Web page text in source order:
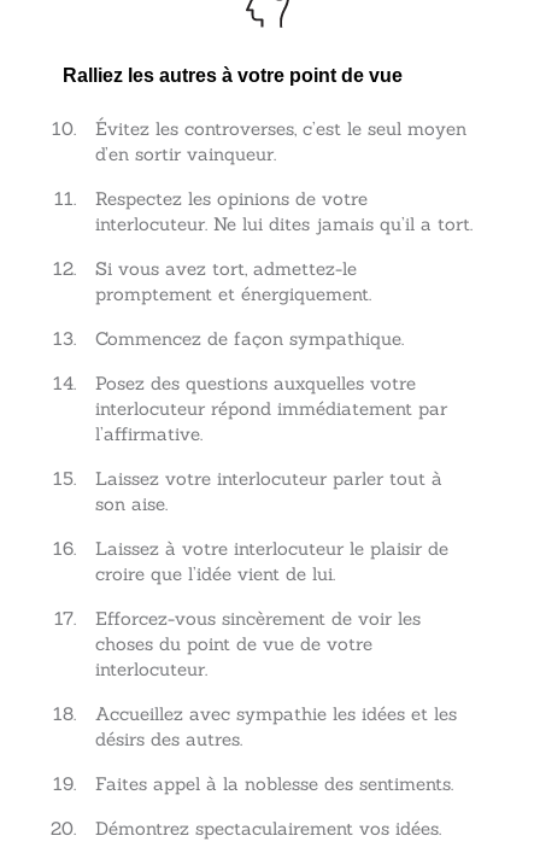
Ralliez les autres à votre point de vue
Évitez les controverses, c’est le seul moyen
d’en sortir vainqueur.
Respectez les opinions de votre
interlocuteur. Ne lui dites jamais qu’il a tort.
Si vous avez tort, admettez-le
promptement et énergiquement.
Commencez de façon sympathique.
Posez des questions auxquelles votre
interlocuteur répond immédiatement par
l’affirmative.
Laissez votre interlocuteur parler tout à
son aise.
Laissez à votre interlocuteur le plaisir de
croire que l’idée vient de lui.
Efforcez-vous sincèrement de voir les
choses du point de vue de votre
interlocuteur.
Accueillez avec sympathie les idées et les
désirs des autres.
Faites appel à la noblesse des sentiments.
Démontrez spectaculairement vos idées.